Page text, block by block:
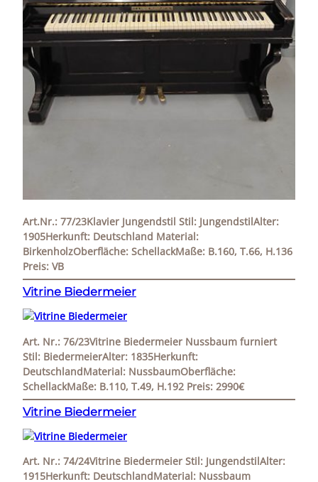
Art.Nr.: 77/23Klavier Jungendstil Stil: JungendstilAlter:
1905Herkunft: Deutschland Material:
BirkenholzOberfläche: SchellackMaße: B.160, T.66, H.136
Preis: VB
Vitrine Biedermeier
Art. Nr.: 76/23Vitrine Biedermeier Nussbaum furniert
Stil: BiedermeierAlter: 1835Herkunft:
DeutschlandMaterial: NussbaumOberfläche:
SchellackMaße: B.110, T.49, H.192 Preis: 2990€
Vitrine Biedermeier
Art. Nr.: 74/24Vitrine Biedermeier Stil: JungendstilAlter:
1915Herkunft: DeutschlandMaterial: Nussbaum